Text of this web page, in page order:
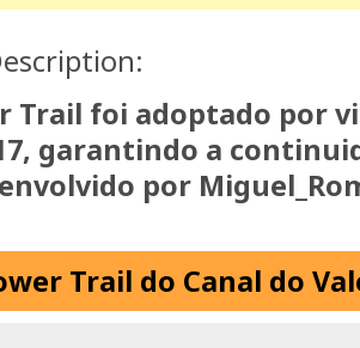
Trail foi adoptado por
garantindo a
por
Trail do Canal do